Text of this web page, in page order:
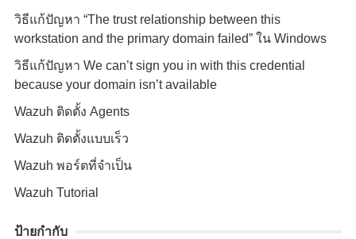
วิธีแก้ปัญหา “The trust relationship between this
workstation and the primary domain failed” ใน Windows
วิธีแก้ปัญหา We can’t sign you in with this credential
because your domain isn’t available
Wazuh ติดตั้ง Agents
Wazuh ติดตั้งแบบเร็ว
Wazuh พอร์ตที่จำเป็น
Wazuh Tutorial
ป้ายกำกับ